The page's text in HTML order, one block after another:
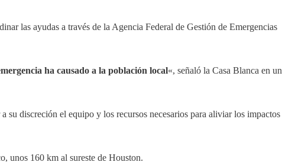
las ayudas a través de la Agencia Federal de Gestión de Emergencias
ha causado a la población local«, señaló la Casa Blanca en un
discreción el equipo y los recursos necesarios para aliviar los impactos
unos 160 km al sureste de Houston.